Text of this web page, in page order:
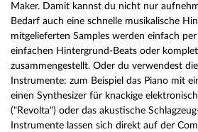
Maker. Damit kannst du nicht nur
Bedarf auch eine schnelle musikalische
mitgelieferten Samples werden einfach
einfachen Hintergrund-Beats oder
zusammengestellt. Oder du verwendest
Instrumente: zum Beispiel das Piano mit
einen Synthesizer für knackige
("Revolta") oder das akustische
Instrumente lassen sich direkt auf der